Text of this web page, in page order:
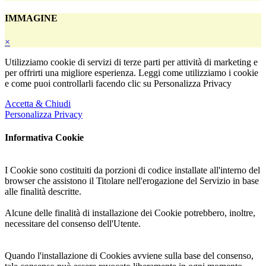
controllata dal Titolare, ogni riferimento specifico a Cookie e sistemi
di tracciamento installati da terze parti è da considerarsi indicativo.
Per ottenere informazioni complete, l'Utente è invitato a consultare
documento.
Vista l'oggettiva complessità di identificazione delle tecnologie
basate sui Cookie l'Utente è invitato a contattare il Titolare qualora
volesse ricevere qualunque approfondimento relativo all'utilizzo dei
Cookie stessi tramite questa Applicazione.
IMMAGINE
×
Utilizziamo cookie di servizi di terze parti per attività di marketing e
per offrirti una migliore esperienza. Leggi come utilizziamo i cookie
e come puoi controllarli facendo clic su Personalizza Privacy
Accetta & Chiudi
Personalizza Privacy
Informativa Cookie
I Cookie sono costituiti da porzioni di codice installate all'interno del
browser che assistono il Titolare nell'erogazione del Servizio in base
alle finalità descritte.
Alcune delle finalità di installazione dei Cookie potrebbero, inoltre,
necessitare del consenso dell'Utente.
Quando l'installazione di Cookies avviene sulla base del consenso,